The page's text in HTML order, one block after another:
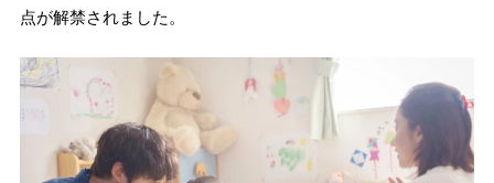
点が解禁されました。